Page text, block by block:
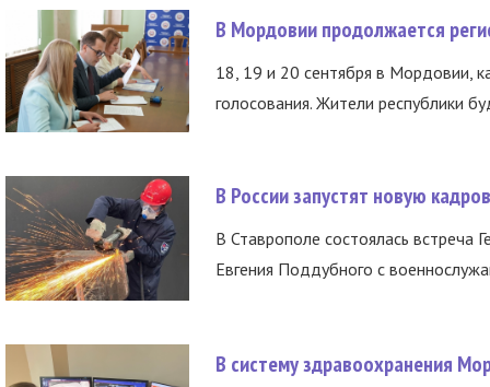
В Мордовии продолжается
18, 19 и 20 сентября в Мордовии,
голосования. Жители республики
В России запустят новую
В Ставрополе состоялась встреча
Евгения Поддубного с
В систему здравоохранения